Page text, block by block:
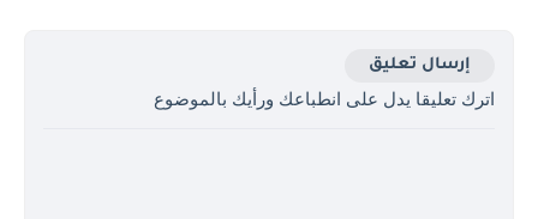
إرسال تعليق
اترك تعليقا يدل على انطباعك ورأيك بالموضوع